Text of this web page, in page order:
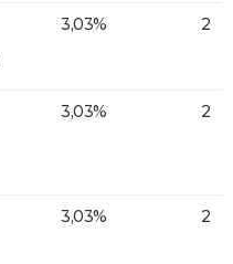
3,03% 2
3,03% 2
3,03% 2